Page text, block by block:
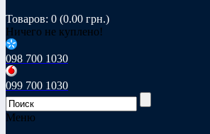
Товаров: 0 (0.00 грн.)
Ничего не куплено!
098 700 1030
099 700 1030
Меню